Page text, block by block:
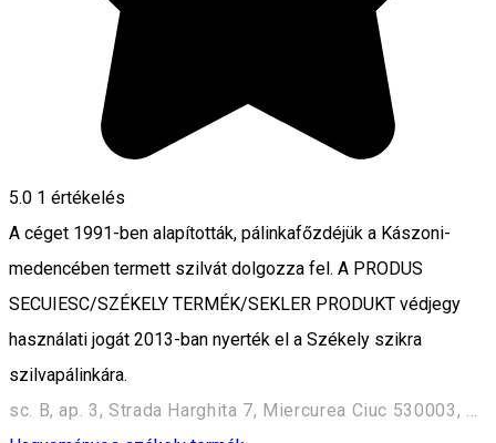
5.0 1 értékelés
A céget 1991-ben alapították, pálinkafőzdéjük a Kászoni-
medencében termett szilvát dolgozza fel. A PRODUS
SECUIESC/SZÉKELY TERMÉK/SEKLER PRODUKT védjegy
használati jogát 2013-ban nyerték el a Székely szikra
szilvapálinkára.
sc. B, ap. 3, Strada Harghita 7, Miercurea Ciuc 530003, Romania